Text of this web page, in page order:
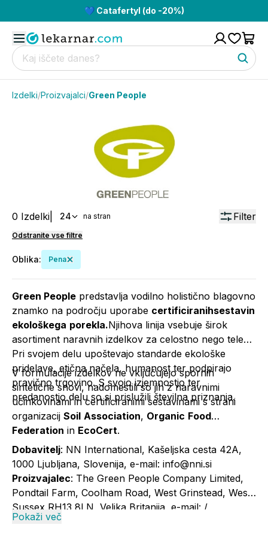
💙 Catafertyl (do -20%)
Izdelki/Proizvajalci/Green People
0 Izdelki 24 na stran Filter
Odstranite vse filtre
Oblika: Pena
Green People predstavlja vodilno holistično blagovno
znamko na področju uporabe certificiranihsestavin
ekološkega porekla.Njihova linija vsebuje širok
asortiment naravnih izdelkov za celostno nego telesa.
Pri svojem delu upoštevajo standarde ekološke
pridelave, etična načela, humanost ter podpirajo
pravično trgovino. S svojo izjemnostjo ter
predanostjo delu so si prislužili številna priznanja.
V formulacije izdelkov ne vključujejo spornih
sintetične snovi, nadomestili so jih z naravnimi
učinkovinami in certificiranimi sestavinami s strani
organizacij Soil Association, Organic Food
Federation in EcoCert.
Dobavitelj: NN International, Kašeljska cesta 42A,
1000 Ljubljana, Slovenija, e-mail: info@nni.si
Proizvajalec: The Green People Company Limited,
Pondtail Farm, Coolham Road, West Grinstead, West
Sussex RH13 8LN, Velika Britanija, e-mail: /
Pokaži več